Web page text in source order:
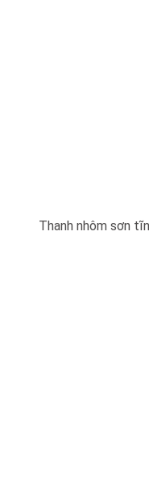
Thanh nhôm sơn